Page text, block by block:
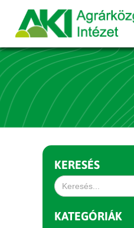
KERESÉS
Search
for:
KATEGÓRIÁK